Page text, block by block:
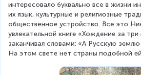
интересовало буквально все в жизни
их язык, культурные и религиозные
общественное устройство. Все это
увлекательной книге «Хождение за
заканчивал словами: «А Русскую
На этом свете нет страны подобной